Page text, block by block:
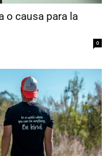
o causa para la
0